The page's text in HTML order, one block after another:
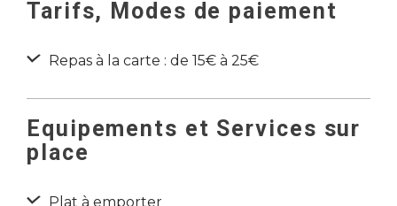
Tarifs, Modes de paiement
Repas à la carte : de 15€ à 25€
Equipements et Services sur
place
Plat à emporter